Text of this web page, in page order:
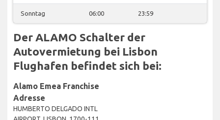
Sonntag 06:00 23:59
Der ALAMO Schalter der
Autovermietung bei Lisbon
Flughafen befindet sich bei:
Alamo Emea Franchise
Adresse
HUMBERTO DELGADO INTL